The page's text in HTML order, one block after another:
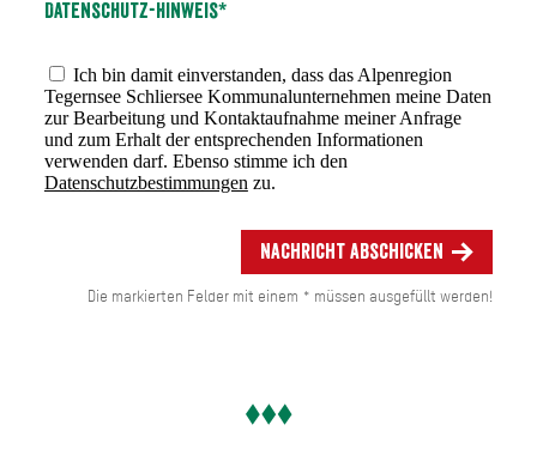
Datenschutz-Hinweis*
Ich bin damit einverstanden, dass das Alpenregion
Tegernsee Schliersee Kommunalunternehmen meine Daten
zur Bearbeitung und Kontaktaufnahme meiner Anfrage
und zum Erhalt der entsprechenden Informationen
verwenden darf. Ebenso stimme ich den
Datenschutzbestimmungen zu.
Nachricht abschicken
Die markierten Felder mit einem * müssen ausgefüllt werden!